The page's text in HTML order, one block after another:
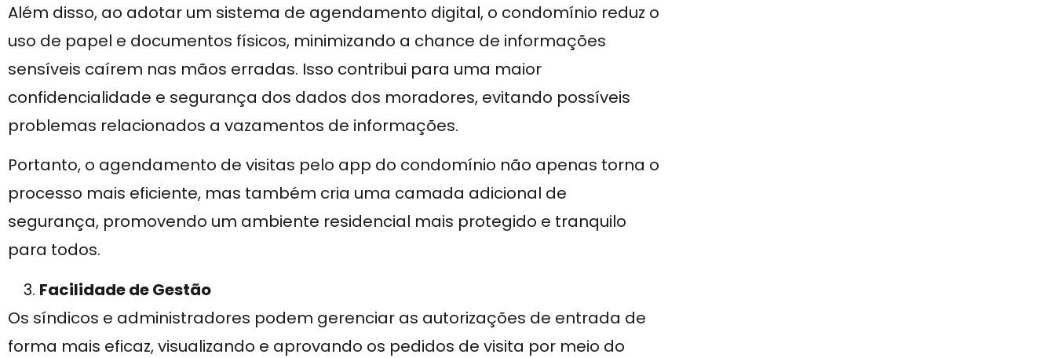
Além disso, ao adotar um sistema de agendamento digital, o condomínio reduz o
uso de papel e documentos físicos, minimizando a chance de informações
sensíveis caírem nas mãos erradas. Isso contribui para uma maior
confidencialidade e segurança dos dados dos moradores, evitando possíveis
problemas relacionados a vazamentos de informações.
Portanto, o agendamento de visitas pelo app do condomínio não apenas torna o
processo mais eficiente, mas também cria uma camada adicional de
segurança, promovendo um ambiente residencial mais protegido e tranquilo
para todos.
Facilidade de Gestão
Os síndicos e administradores podem gerenciar as autorizações de entrada de
forma mais eficaz, visualizando e aprovando os pedidos de visita por meio do